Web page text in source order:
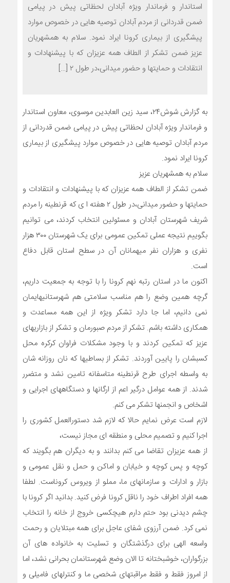
استاندار و فرماندار ویژه آبادان لحظاتی پیش در پیامی
ضمن قدردانی از مردم آبادان توصیه هایی در خصوص موارد
پیشگیری از بیماری کرونا ایراد نمود. سلام به همشهریان
عزیز ضمن تشکر از الطاف همه عزیزان که با پیشنهادات و
انتقادات و حمایتها و حضور میدانی،در طول ٢ […]
به گزارش شوش۲۴، سید زین العابدین موسوی، معاون استاندار
و فرماندار ویژه آبادان لحظاتی پیش در پیامی ضمن قدردانی از
مردم آبادان توصیه هایی در خصوص موارد پیشگیری از بیماری
کرونا ایراد نمود.
سلام به همشهریان عزیز
ضمن تشکر از الطاف همه عزیزان که با پیشنهادات و انتقادات و
حمایتها و حضور میدانی،در طول ٢ هفته ا ی که قرنطینه را مردم
شریف شهرستان آبادان و مسئولین انتخاب کردند، می توانیم
بگوییم نتیجه عملی تمکین عمومی برای یک شهرستان ٣٠٠ هزار
نفری و هزاران نفر میهمانان آن در سطح استان قابل دفاع
است.
اکنون ما در استان رتبه نهم کرونا را با توجه به جمعیت داریم،
گرچه همین وضع را هم مناسب سلامتی هم شهرستانیهایمان
نمی دانیم، اما جا دارد تشکر ویژه از این همه مساعدت و
همکاری داشته باشم. تشکر از مردم صبورمان و تشکر از بازاریهای
عزیز که تمکین کردند و با وجود مشکلات فراوان کرکره محل
کسبشان را پایین آوردند. تشکر از بساطیها که نان روزانه شان
به واسطه اجرای طرح قرنطینه متاسفانه تامین نشد و متضرر
شدند. از همه عوامل درگیر اعم از ارگانها و دستگاههای اجرایی و
اشخاص و انجمنها تشکر می کنم.
لازم است عرض نمایم حالا که لازم شد دستورالعمل کشوری را
اجرا کنیم و تصمیم محلی و منطقه ای مجاز نیست،
از همه عزیزان تقاضا می کنم بدانند و به دیگران هم بگویند که
کوچه و پس کوچه و خیابان و اماکن و حمل و نقل عمومی و
بازار و ادارات و سازمانهای ما، مملو از ویروس کروناست. لطفا
همه افراد اطراف خود را ناقل کرونا فرض کنید. بدانید اگر کرونا با
چشم دیدنی بود حتم دارم هیچکسی خروج از خانه را انتخاب
نمی کرد. ضمن آرزوی شفای عاجل برای همه مبتلایان و رحمت
واسعه الهی برای درگذشتگان و تسلیت به خانواده های آن
بزرگواران، خوشبختانه تا الان وضع شهرستانمان بحرانی نشد، اما
از امروز فقط و فقط مراقبتهای شخصی ما و کنترلهای فامیلی و